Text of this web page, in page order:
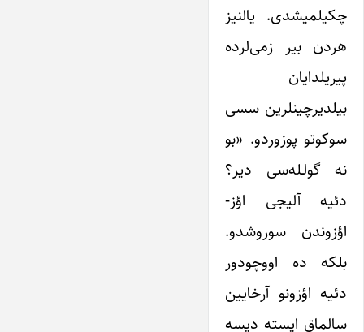
چکیلمیشدی. یالنیز
هردن بیر زمی‌لرده
پیریلدایان
بیلدیرچینلرین سسی
سوکوتو پوزوردو. «بو
نه گولـله‌سی دیر؟
دئیه آلیجی اؤز-
اؤزوندن سوروشدو.
بلکه ده اووچودور
دئیه اؤزونو آرخایین
سالماق ایسته دیسه